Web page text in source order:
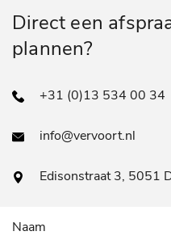
Direct een
plannen?
+31 (0)13 534 00 34
info@vervoort.nl
Edisonstraat 3, 5051